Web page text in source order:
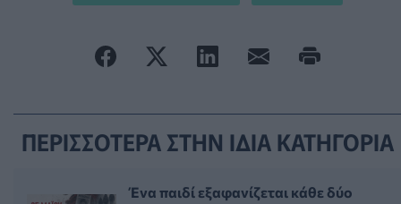
ΠΕΡΙΣΣΟΤΕΡΑ ΣΤΗΝ ΙΔΙΑ ΚΑΤΗΓΟΡΙΑ
Ένα παιδί εξαφανίζεται κάθε δύο